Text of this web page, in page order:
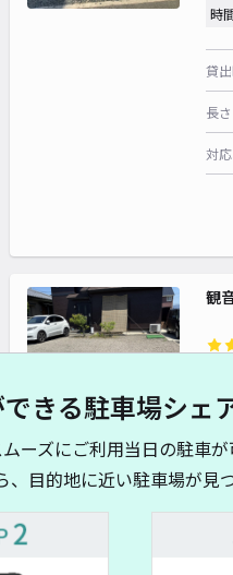
時
貸
長さ
対
観
時
貸
対
きる駐車場シェ
ーズにご利用当日の駐車が
目的地に近い駐車場が見つ